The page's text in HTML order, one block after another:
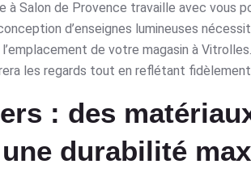
à Salon de Provence travaille avec vous
d’enseignes lumineuses
de votre magasin à
les regards tout en reflétant
: des
durabilité